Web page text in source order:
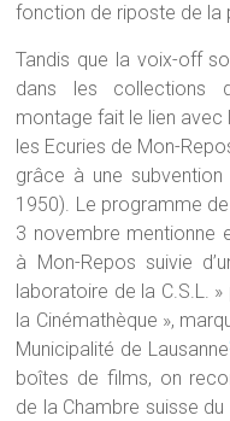
fonction de riposte de la
Tandis que la voix-off
dans les collections
montage fait le lien avec
les Ecuries de Mon-
grâce à une
1950). Le programme
3 novembre mentionne
à Mon-Repos suivie
laboratoire de la C.S.L.
la Cinémathèque »,
Municipalité de Lausanne
boîtes de films, on
de la Chambre suisse